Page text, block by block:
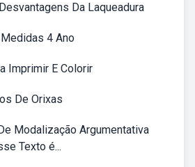
Da Laqueadura
4 Ano
Imprimir E Colorir
De Orixas
Modalização Argumentativa
Texto é...